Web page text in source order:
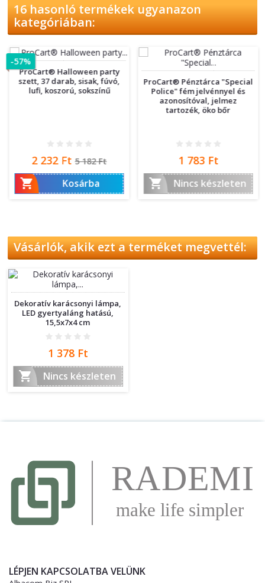
16 hasonló termékek ugyanazon
kategóriában:
ProCart® Halloween party
szett, 37 darab, sisak, fúvó,
lufi, koszorú, sokszínű
Ár
2 232 Ft Normál
ár
5 182 Ft
 Kosárba
-57%
ProCart® Pénztárca "Special
Police" fém jelvénnyel és
azonosítóval, jelmez
tartozék, öko bőr
Ár
1 783 Ft

Nincs készleten
Vásárlók, akik ezt a terméket megvettél:
Dekoratív karácsonyi lámpa,
LED gyertyaláng hatású,
15,5x7x4 cm
Ár
1 378 Ft

Nincs készleten
LÉPJEN KAPCSOLATBA VELÜNK